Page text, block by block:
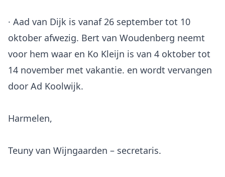
· Aad van Dijk is vanaf 26 september tot 10
oktober afwezig. Bert van Woudenberg neemt
voor hem waar en Ko Kleijn is van 4 oktober tot
14 november met vakantie. en wordt vervangen
door Ad Koolwijk.
Harmelen,
Teuny van Wijngaarden – secretaris.